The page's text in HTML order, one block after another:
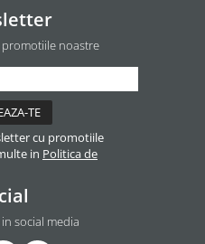
noastre
cu promotiile
in Politica de
social media